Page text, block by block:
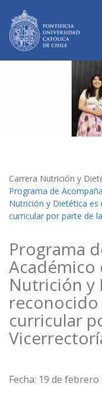
Carrera Nutrición y
Programa de
Nutrición y Dietética
curricular por parte de
Programa
Académico
Nutrición y
curricular
Fecha: 19 de febrero